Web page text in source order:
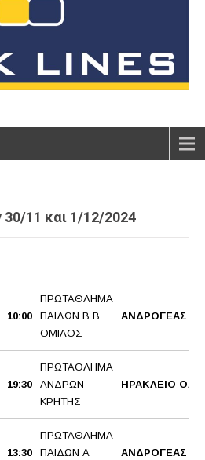
11 και 1/12/2024
10:00
ΠΡΩΤΑΘΛΗΜΑ
ΠΑΙΔΩΝ Β Β
ΟΜΙΛΟΣ
ΑΝΔΡΟΓΕΑΣ 2
19:30
ΠΡΩΤΑΘΛΗΜΑ
ΑΝΔΡΩΝ
ΚΡΗΤΗΣ
ΗΡΑΚΛΕΙΟ ΟΑΑ
13:30
ΠΡΩΤΑΘΛΗΜΑ
ΠΑΙΔΩΝ Α
ΑΝΔΡΟΓΕΑΣ